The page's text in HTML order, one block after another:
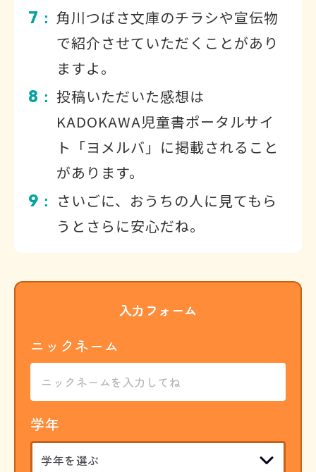
7 ： 角川つばさ文庫のチラシや宣伝物
で紹介させていただくことがあり
ますよ。
8 ： 投稿いただいた感想は
KADOKAWA児童書ポータルサイ
ト「ヨメルバ」に掲載されること
があります。
9 ：
さいごに、おうちの人に見てもら
うとさらに安心だね。
入力フォーム
ニックネーム
学年